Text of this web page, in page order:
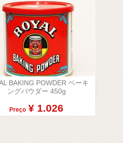
BAKING POWDER ベーキ
ングパウダー 450g
Preço ¥ 1.026
Visualização rápida